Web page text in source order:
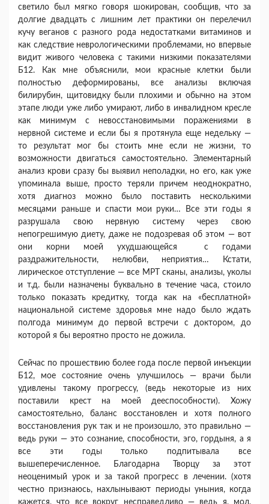
светило был мягко говоря шокирован, сообщив, что за
долгие двадцать с лишним лет практики он перелечил
кучу веганов с разного рода недостатками витаминов и
как следствие неврологическими проблемами, но впервые
видит живого человека с такими низкими показателями
Б12. Как мне объяснили, мои красные клетки были
полностью деформированы, все анализы включая
билирубин, щитовидку были плохими и обычно на этом
этапе люди уже либо умирают, либо в инвалидном кресле
как минимум с невосстановимыми поражениями в
нервной системе и если бы я протянула еще недельку —
то результат мог бы стоить мне если не жизни, то
возможности двигаться самостоятельно. Элементарный
анализ крови сразу бы выявил неполадки, но его, как уже
упоминала выше, просто теряли причем неоднократно,
хотя диагноз можно было поставить несколькими
месяцами раньше и спасти мои руки… Все эти годы я
разрушала свою нервную систему через свою
непогрешимую диету, даже не подозревая об этом — вот
они корни моей ухудшающейся с годами
раздражительности, нелюбви, неприятия… Кстати,
лирическое отступление — все МРТ сканы, анализы, уколы
и т.д. были назначены буквально в течение часа, стоило
только показать кредитку, тогда как на «бесплатной»
национальной системе здоровья мне надо было ждать
полгода минимум до первой встречи с доктором, до
которой я бы вероятно просто не дожила.
Сейчас по прошествию более года после первой инъекции
Б12, мое состояние очень улучшилось — врачи были
удивлены такому прогрессу, (ведь некоторые из них
поставили крест на моей дееспособности). Хожу
самостоятельно, баланс восстановлен и хотя полного
восстановления рук так и не произошло, это правильно —
ведь руки — это сознание, способности, эго, гордыня, а я
все эти годы только подпитывала все
вышеперечисленное. Благодарна Творцу за этот
неоценимый урок и за такой прогресс в лечении. (хотя
честно признаюсь, нахлынывают периоды уныния, когда
кажется, что все вокруг несправедливо — ведь я, мол,